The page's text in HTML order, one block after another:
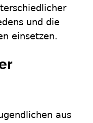
und die
einsetzen.
aus